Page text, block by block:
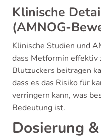
Klinische
(AMNOG-
Klinische Studien und
dass Metformin effektiv
Blutzuckers beitragen
dass es das Risiko für
verringern kann, was
Bedeutung ist.
Dosierung